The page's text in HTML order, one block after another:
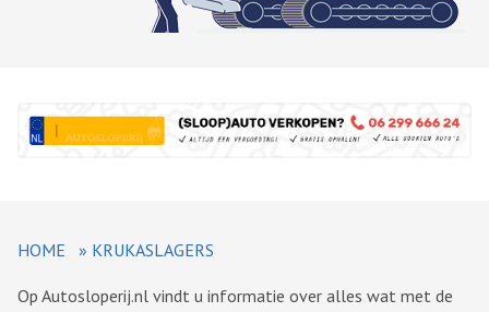
HOME » KRUKASLAGERS
Op Autosloperij.nl vindt u informatie over alles wat met de